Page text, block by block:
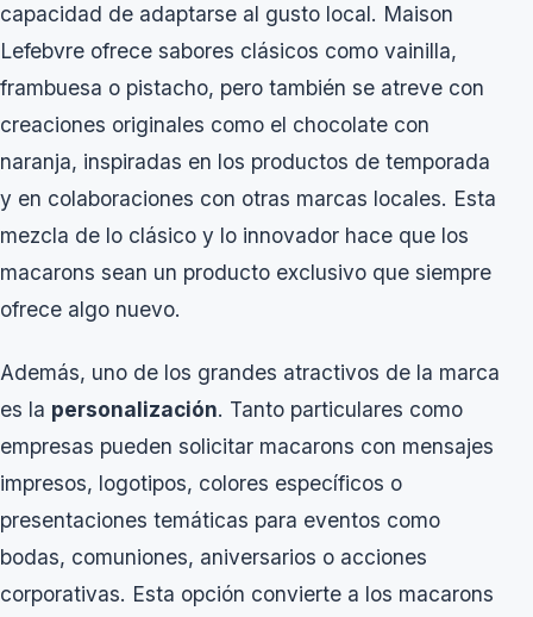
capacidad de adaptarse al gusto local. Maison
Lefebvre ofrece sabores clásicos como vainilla,
frambuesa o pistacho, pero también se atreve con
creaciones originales como el chocolate con
naranja, inspiradas en los productos de temporada
y en colaboraciones con otras marcas locales. Esta
mezcla de lo clásico y lo innovador hace que los
macarons sean un producto exclusivo que siempre
ofrece algo nuevo.
Además, uno de los grandes atractivos de la marca
es la personalización. Tanto particulares como
empresas pueden solicitar macarons con mensajes
impresos, logotipos, colores específicos o
presentaciones temáticas para eventos como
bodas, comuniones, aniversarios o acciones
corporativas. Esta opción convierte a los macarons